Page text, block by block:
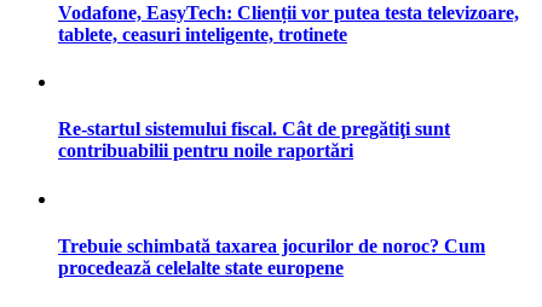
Vodafone, EasyTech: Clienții vor putea testa televizoare,
tablete, ceasuri inteligente, trotinete
Re-startul sistemului fiscal. Cât de pregătiţi sunt
contribuabilii pentru noile raportări
Trebuie schimbată taxarea jocurilor de noroc? Cum
procedează celelalte state europene